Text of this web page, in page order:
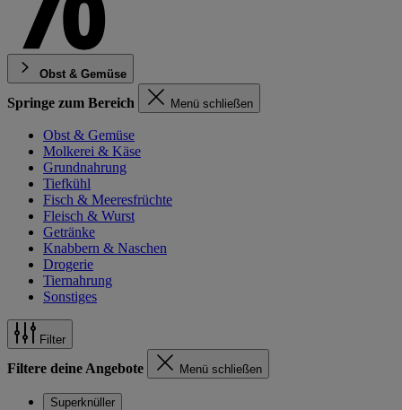
Obst & Gemüse
Springe zum Bereich Menü schließen
Obst & Gemüse
Molkerei & Käse
Grundnahrung
Tiefkühl
Fisch & Meeresfrüchte
Fleisch & Wurst
Getränke
Knabbern & Naschen
Drogerie
Tiernahrung
Sonstiges
Filter
Filtere deine Angebote Menü schließen
Superknüller